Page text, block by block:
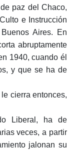
paz del Chaco,
e Instrucción
Aires. En
abruptamente
1940, cuando él
y que se ha de
cierra entonces,
Liberal, ha de
veces, a partir
jalonan su